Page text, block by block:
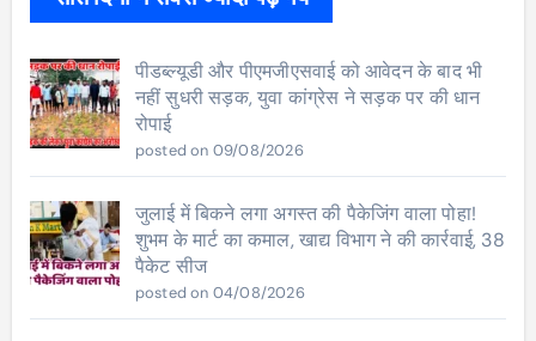
पीडब्ल्यूडी और पीएमजीएसवाई को आवेदन के बाद भी
नहीं सुधरी सड़क, युवा कांग्रेस ने सड़क पर की धान
रोपाई
posted on 09/08/2026
जुलाई में बिकने लगा अगस्त की पैकेजिंग वाला पोहा!
शुभम के मार्ट का कमाल, खाद्य विभाग ने की कार्रवाई, 38
पैकेट सीज
posted on 04/08/2026